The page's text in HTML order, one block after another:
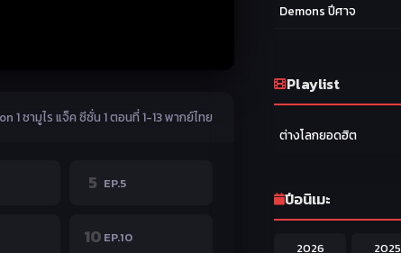
1 ซามูไร แจ็ค ซีซั่น 1 ตอนที่ 1-13 พากย์ไทย
5 EP.5
10 EP.10
Demons ปีศาจ
Ecchi หื่น
Harem ฮาเร็ม
Playlist
ต่างโลกยอดฮิต
ปีอนิเมะ
2026 2025